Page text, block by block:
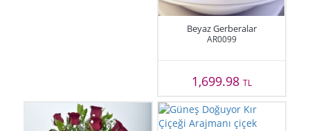
Beyaz Gerberalar
AR0099
1,699.98 TL